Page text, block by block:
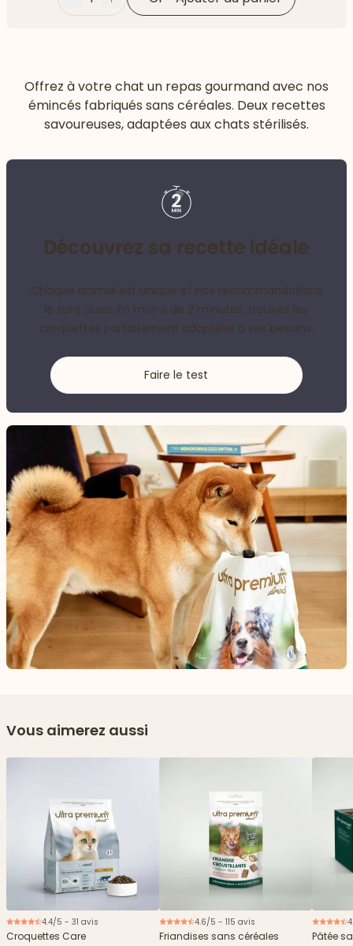
Moins Plus
Offrez à votre chat un repas gourmand avec nos
émincés fabriqués sans céréales. Deux recettes
savoureuses, adaptées aux chats stérilisés.
Découvrez sa recette idéale
Chaque animal est unique et nos recommandations
le sont aussi. En moins de 2 minutes, trouvez les
croquettes parfaitement adaptées à ses besoins.
Faire le test
Vous aimerez aussi
4.4/5 - 31 avis
Croquettes Care
4.6/5 - 115 avis
Friandises sans céréales Pâtée